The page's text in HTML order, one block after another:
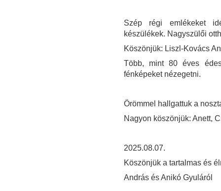
Szép régi emlékeket
készülékek. Nagyszülői
Köszönjük: Liszl-Kovács
Több, mint 80 éves
fénképeket nézegetni.
Örömmel hallgattuk a
Nagyon köszönjük: Anett,
2025.08.07.
Köszönjük a tartalmas és
András és Anikó Gyuláról